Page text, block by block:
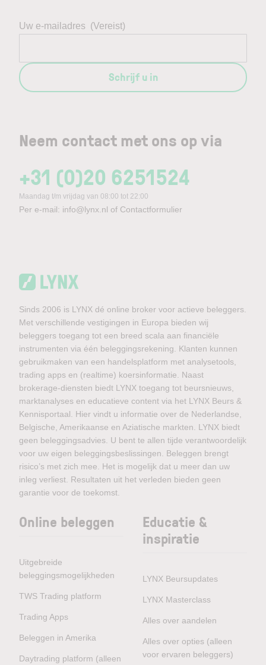
Neem contact met ons op via
+31 (0)20 6251524
Maandag t/m vrijdag van 08:00 tot 22:00
Per e-mail: info@lynx.nl of Contactformulier
Uw e-mailadres (Vereist)
Schrijf u in
Sinds 2006 is LYNX dé online broker voor actieve beleggers.
Met verschillende vestigingen in Europa bieden wij
beleggers toegang tot een breed scala aan financiële
instrumenten via één beleggingsrekening. Klanten kunnen
gebruikmaken van een handelsplatform met analysetools,
trading apps en (realtime) koersinformatie. Naast
brokerage-diensten biedt LYNX toegang tot beursnieuws,
marktanalyses en educatieve content via het LYNX Beurs &
Kennisportaal. Hier vindt u informatie over de Nederlandse,
Belgische, Amerikaanse en Aziatische markten. LYNX biedt
geen beleggingsadvies. U bent te allen tijde verantwoordelijk
voor uw eigen beleggingsbeslissingen. Beleggen brengt
risico’s met zich mee. Het is mogelijk dat u meer dan uw
inleg verliest. Resultaten uit het verleden bieden geen
garantie voor de toekomst.
Online beleggen
Uitgebreide
beleggingsmogelijkheden
TWS Trading platform
Trading Apps
Beleggen in Amerika
Daytrading platform (alleen
Educatie &
inspiratie
LYNX Beursupdates
LYNX Masterclass
Alles over aandelen
Alles over opties (alleen
voor ervaren beleggers)